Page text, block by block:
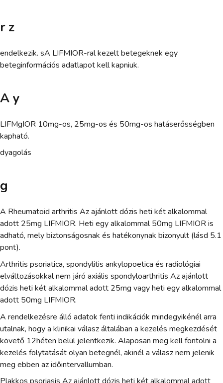
r z
endelkezik. sA LIFMIOR-ral kezelt betegeknek egy
beteginformációs adatlapot kell kapniuk.
A y
LIFMgIOR 10mg-os, 25mg-os és 50mg-os hatáserősségben
kapható.
dyagolás
g
A Rheumatoid arthritis Az ajánlott dózis heti két alkalommal
adott 25mg LIFMIOR. Heti egy alkalommal 50mg LIFMIOR is
adható, mely biztonságosnak és hatékonynak bizonyult (lásd 5.1
pont).
Arthritis psoriatica, spondylitis ankylopoetica és radiológiai
elváltozásokkal nem járó axiális spondyloarthritis Az ajánlott
dózis heti két alkalommal adott 25mg vagy heti egy alkalommal
adott 50mg LIFMIOR.
A rendelkezésre álló adatok fenti indikációk mindegyikénél arra
utalnak, hogy a klinikai válasz általában a kezelés megkezdését
követő 12héten belül jelentkezik. Alaposan meg kell fontolni a
kezelés folytatását olyan betegnél, akinél a válasz nem jelenik
meg ebben az időintervallumban.